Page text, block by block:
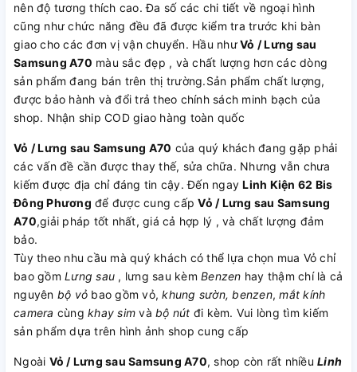
nên độ tương thích cao. Đa số các chi tiết về ngoại hình
cũng như chức năng đều đã được kiểm tra trước khi bàn
giao cho các đơn vị vận chuyển. Hầu nhưVỏ / Lưng sau
Samsung A70 màu sắc đẹp , và chất lượng hơn các dòng
sản phẩm đang bán trên thị trường.Sản phẩm chất lượng,
được bảo hành và đổi trả theo chính sách minh bạch của
shop. Nhận ship COD giao hàng toàn quốc
Vỏ / Lưng sau Samsung A70 của quý khách đang gặp phải
các vấn đề cần được thay thế, sửa chữa. Nhưng vẫn chưa
kiếm được địa chỉ đáng tin cậy. Đến ngayLinh Kiện 62 Bis
Đông Phương để được cung cấpVỏ / Lưng sau Samsung
A70,giải pháp tốt nhất, giá cả hợp lý , và chất lượng đảm
bảo.
Tùy theo nhu cầu mà quý khách có thể lựa chọn mua Vỏ chỉ
bao gồm Lưng sau , lưng sau kèm Benzen hay thậm chí là cả
nguyên bộ vỏ bao gồm vỏ,khung sườn, benzen,mắt kính
camera cùng khay sim và bộ nút đi kèm. Vui lòng tìm kiếm
sản phẩm dựa trên hình ảnh shop cung cấp
Ngoài Vỏ / Lưng sau Samsung A70, shop còn rất nhiều Linh